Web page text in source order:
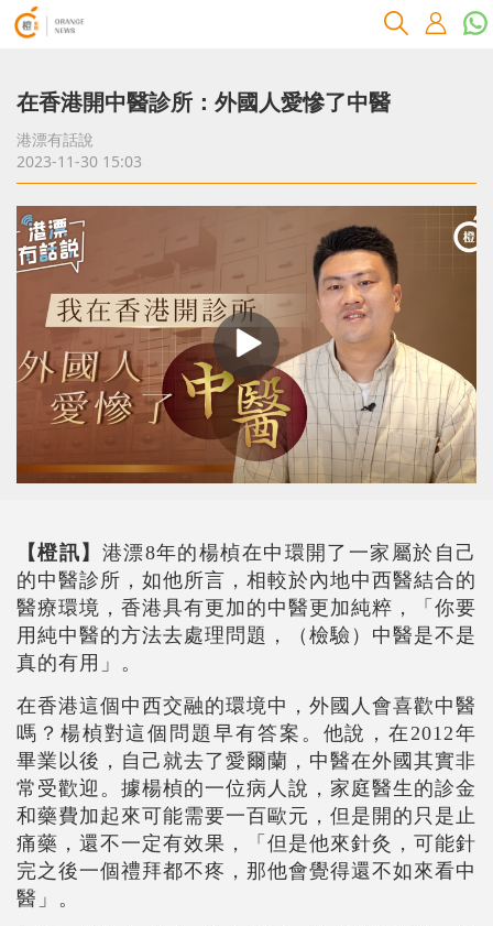
在香港開中醫診所：外國人愛慘了中醫
港漂有話說
2023-11-30 15:03
【橙訊】 港漂8年的楊楨在中環開了一家屬於自己
的中醫診所，如他所言，相較於內地中西醫結合的
醫療環境，香港具有更加的中醫更加純粹，「你要
用純中醫的方法去處理問題，（檢驗）中醫是不是
真的有用」。
在香港這個中西交融的環境中，外國人會喜歡中醫
嗎？楊楨對這個問題早有答案。他說，在2012年
畢業以後，自己就去了愛爾蘭，中醫在外國其實非
常受歡迎。據楊楨的一位病人說，家庭醫生的診金
和藥費加起來可能需要一百歐元，但是開的只是止
痛藥，還不一定有效果，「但是他來針灸，可能針
完之後一個禮拜都不疼，那他會覺得還不如來看中
醫」。